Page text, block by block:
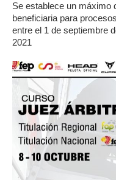
Se establece un máximo
beneficiaria para
entre el 1 de septiembre
2021